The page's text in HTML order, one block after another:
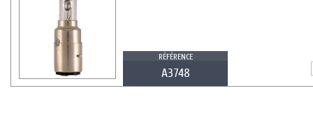
RÉFÉRENCE
A3748